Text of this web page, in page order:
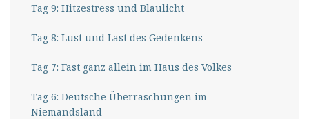
Tag 9: Hitzestress und Blaulicht
Tag 8: Lust und Last des Gedenkens
Tag 7: Fast ganz allein im Haus des Volkes
Tag 6: Deutsche Überraschungen im
Niemandsland